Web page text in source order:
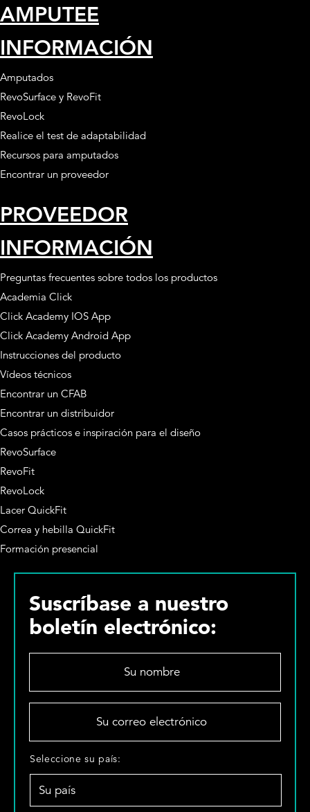
AMPUTEE
INFORMACIÓN
Amputados
RevoSurface y RevoFit
RevoLock
Realice el test de adaptabilidad
Recursos para amputados
Encontrar un proveedor
PROVEEDOR
INFORMACIÓN
Preguntas frecuentes sobre todos los productos
Academia Click
Click Academy IOS App
Click Academy Android App
Instrucciones del producto
Vídeos técnicos
Encontrar un CFAB
Encontrar un distribuidor
Casos prácticos e inspiración para el diseño
RevoSurface
RevoFit
RevoLock
Lacer QuickFit
Correa y hebilla QuickFit
Formación presencial
Suscríbase a nuestro
boletín electrónico:
n
o
e
c
o
r
S
e
e
Seleccione su país: